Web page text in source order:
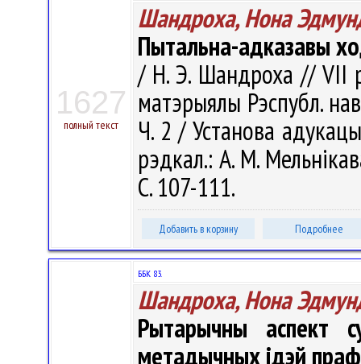
1627
полный текст
Шандроха, Нона
Пытальна-адказавы
/ Н. Э. Шандроха // VII
матэрыялы Рэспубл.
Ч. 2 / Установа
рэдкал.: А. М.
С. 107-111.
Добавить в корзину Подробнее
ББК 83.
Шандроха, Нона
Рытарычны аспект
метадычных ідэй